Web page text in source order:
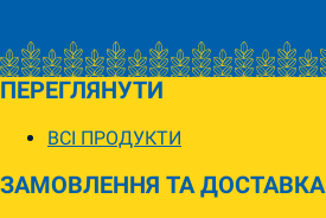
ПЕРЕГЛЯНУТИ
ВСІ ПРОДУКТИ
ЗАМОВЛЕННЯ ТА ДОСТАВКА